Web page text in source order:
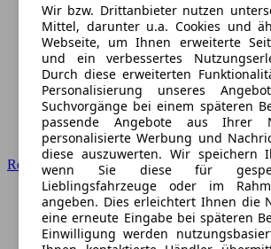
Renault
Wir bzw. Drittanbieter nutzen
Mittel, darunter u.a. Cookies und
Webseite, um Ihnen erweiterte
und ein verbessertes
Durch diese erweiterten
Personalisierung unseres
Suchvorgänge bei einem späteren
passende Angebote aus Ihrer
personalisierte Werbung und
diese auszuwerten. Wir speichern
wenn Sie diese für
Lieblingsfahrzeuge oder im
angeben. Dies erleichtert Ihnen die
eine erneute Eingabe bei späteren
Einwilligung werden